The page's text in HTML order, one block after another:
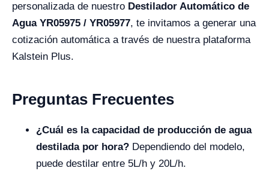
personalizada de nuestro Destilador Automático de
Agua YR05975 / YR05977, te invitamos a generar una
cotización automática a través de nuestra plataforma
Kalstein Plus.
Preguntas Frecuentes
¿Cuál es la capacidad de producción de agua
destilada por hora? Dependiendo del modelo,
puede destilar entre 5L/h y 20L/h.